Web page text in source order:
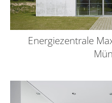
Energiezentrale